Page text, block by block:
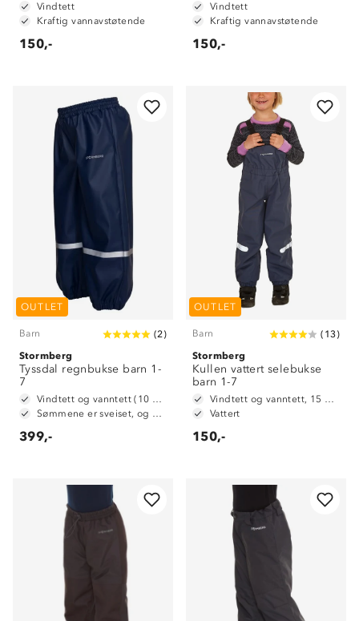
Vindtett
Kraftig vannavstøtende
150,-
Vindtett
Kraftig vannavstøtende
150,-
OUTLET
Barn (2)
Stormberg
Tyssdal regnbukse barn 1-
7
Vindtett og vanntett (10 000 mm vannsøyle)
Sømmene er sveiset, og dermed vanntette
399,-
OUTLET
Barn ( 13)
Stormberg
Kullen vattert selebukse
barn 1-7
Vindtett og vanntett, 15 000 mm vannsøyle
Vattert
150,-